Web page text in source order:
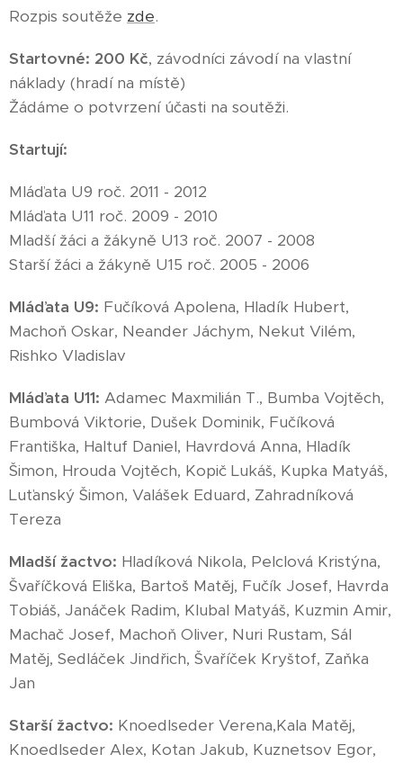
Rozpis soutěže zde.
Startovné: 200 Kč, závodníci závodí na vlastní
náklady (hradí na místě)
Žádáme o potvrzení účasti na soutěži.
Startují:
Mláďata U9 roč. 2011 - 2012
Mláďata U11 roč. 2009 - 2010
Mladší žáci a žákyně U13 roč. 2007 - 2008
Starší žáci a žákyně U15 roč. 2005 - 2006
Mláďata U9: Fučíková Apolena, Hladík Hubert,
Machoň Oskar, Neander Jáchym, Nekut Vilém,
Rishko Vladislav
Mláďata U11: Adamec Maxmilián T., Bumba Vojtěch,
Bumbová Viktorie, Dušek Dominik, Fučíková
Františka, Haltuf Daniel, Havrdová Anna, Hladík
Šimon, Hrouda Vojtěch, Kopič Lukáš, Kupka Matyáš,
Luťanský Šimon, Valášek Eduard, Zahradníková
Tereza
Mladší žactvo: Hladíková Nikola, Pelclová Kristýna,
Švaříčková Eliška, Bartoš Matěj, Fučík Josef, Havrda
Tobiáš, Janáček Radim, Klubal Matyáš, Kuzmin Amir,
Machač Josef, Machoň Oliver, Nuri Rustam, Sál
Matěj, Sedláček Jindřich, Švaříček Kryštof, Zaňka
Jan
Starší žactvo: Knoedlseder Verena,Kala Matěj,
Knoedlseder Alex, Kotan Jakub, Kuznetsov Egor,